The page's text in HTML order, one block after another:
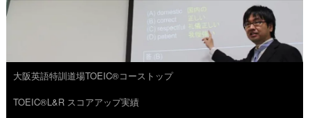
コ
ン
大阪英語特訓道場TOEIC®コーストップ
TOEIC®L&R スコアアップ実績